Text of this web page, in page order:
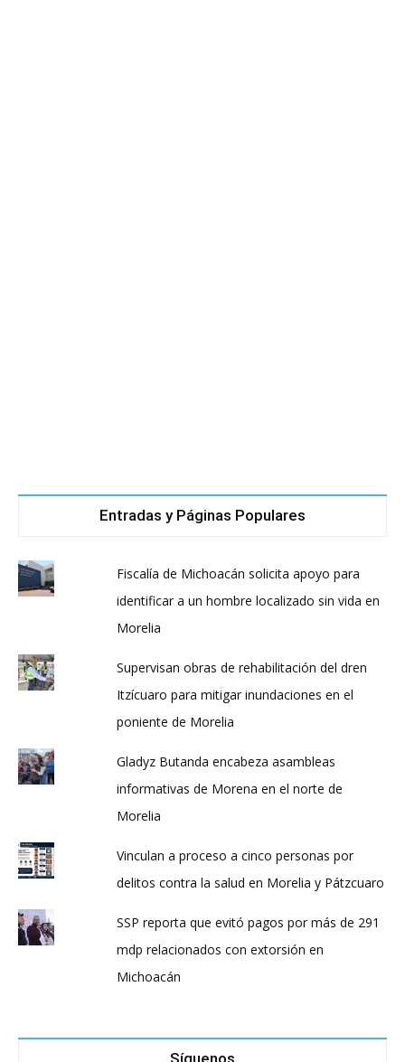
Entradas y Páginas Populares
Fiscalía de Michoacán solicita apoyo para
identificar a un hombre localizado sin vida en
Morelia
Supervisan obras de rehabilitación del dren
Itzícuaro para mitigar inundaciones en el
poniente de Morelia
Gladyz Butanda encabeza asambleas
informativas de Morena en el norte de
Morelia
Vinculan a proceso a cinco personas por
delitos contra la salud en Morelia y Pátzcuaro
SSP reporta que evitó pagos por más de 291
mdp relacionados con extorsión en
Michoacán
Síguenos